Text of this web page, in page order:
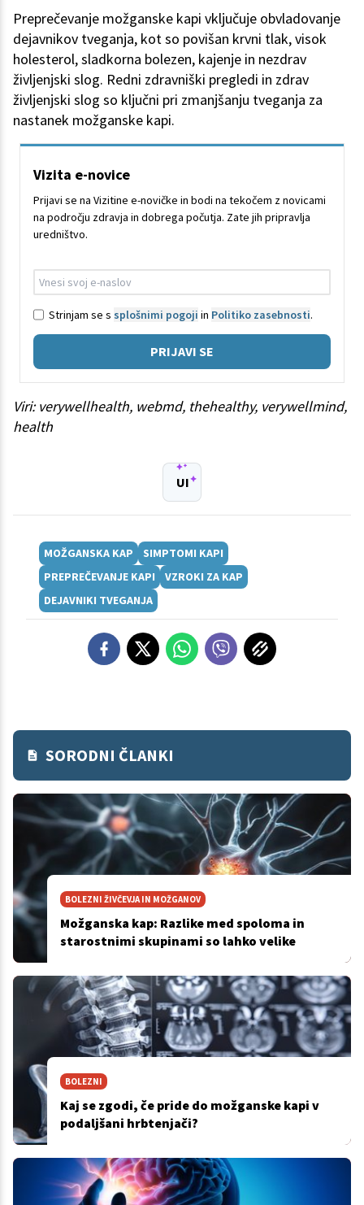
Preprečevanje možganske kapi vključuje obvladovanje
dejavnikov tveganja, kot so povišan krvni tlak, visok
holesterol, sladkorna bolezen, kajenje in nezdrav
življenjski slog. Redni zdravniški pregledi in zdrav
življenjski slog so ključni pri zmanjšanju tveganja za
nastanek možganske kapi.
Vizita e-novice
Prijavi se na Vizitine e-novičke in bodi na tekočem z novicami
na področju zdravja in dobrega počutja. Zate jih pripravlja
uredništvo.
Strinjam se s splošnimi pogoji in Politiko zasebnosti.
PRIJAVI SE
Viri: verywellhealth, webmd, thehealthy, verywellmind,
health
UI
MOŽGANSKA KAP
SIMPTOMI KAPI
PREPREČEVANJE KAPI
VZROKI ZA KAP
DEJAVNIKI TVEGANJA
SORODNI ČLANKI
BOLEZNI ŽIVČEVJA IN MOŽGANOV
Možganska kap: Razlike med spoloma in
starostnimi skupinami so lahko velike
BOLEZNI
Kaj se zgodi, če pride do možganske kapi v
podaljšani hrbtenjači?